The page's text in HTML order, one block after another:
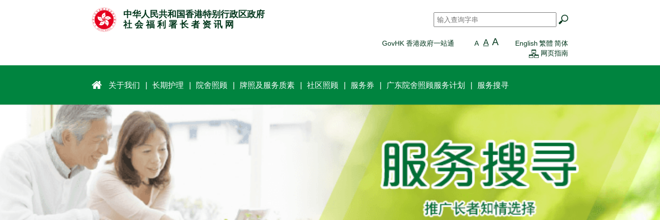
中华人民共和国香港特别行政区政府
社 会 福 利 署 长 者 资 讯 网
搜寻 *
GovHK 香港政府一站通 A A A English 繁體 简体
网页指南
关于我们 长期护理 院舍照顾 牌照及服务质素 社区照顾 服务券 广东院舍照顾服务计划 服务搜寻